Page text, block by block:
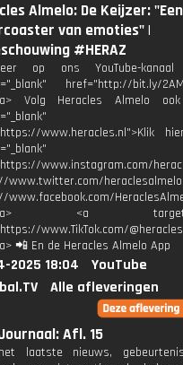
Almelo: De Keijzer: "Een
van emoties" |
#HERAZ
op ons YouTube-
href="http://bit.ly/
a> Volg Heracles Almelo
www.heracles.nl">Klik
www.instagram.com/
www.twitter.com/heraclesalmelo
www.facebook.com/
a> <a
www.TikTok.com/
📲 En de Heracles Almelo App
2025 18:04
YouTube
Alle afleveringen
Afl. 15
laatste nieuws,